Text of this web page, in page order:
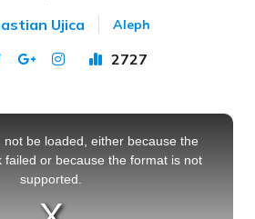
Ujica Aleph
2727
be loaded, either because the
failed or because the format is not
supported.